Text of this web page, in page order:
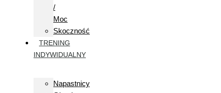
/
Moc
Skoczność
TRENING
INDYWIDUALNY
Napastnicy